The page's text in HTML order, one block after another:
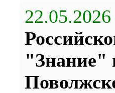
22.05.2026
"Знание"